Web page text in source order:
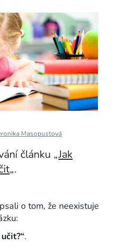
Masopustová
článku „Jak
„.
o tom, že neexistuje
.